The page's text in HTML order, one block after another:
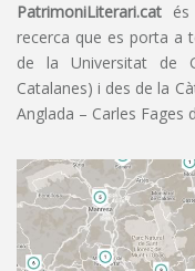
PatrimoniLiterari.cat
recerca que es porta a
de la Universitat de
Catalanes) i des de la
Anglada – Carles Fages